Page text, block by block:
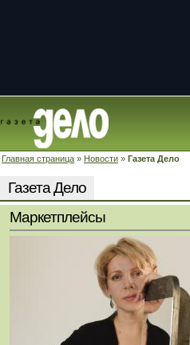
Главная страница » Новости » Газета Дело
Газета Дело
Маркетплейсы